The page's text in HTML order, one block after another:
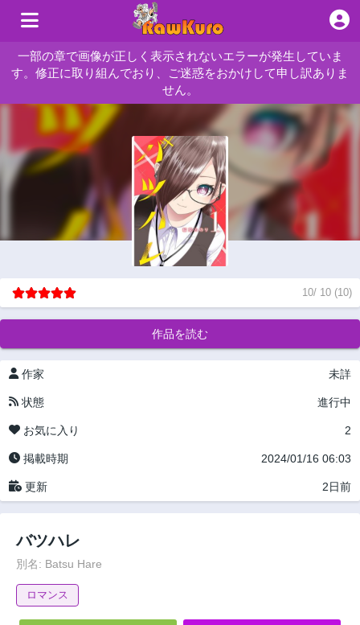
一部の章で画像が正しく表示されないエラーが発生していま
す。修正に取り組んでおり、ご迷惑をおかけして申し訳ありま
せん。
10/ 10 (10)
作品を読む
作家 未詳
状態 進行中
お気に入り 2
掲載時期 2024/01/16 06:03
更新 2日前
バツハレ
別名: Batsu Hare
ロマンス